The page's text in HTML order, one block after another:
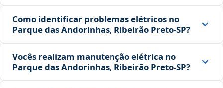
Como identificar problemas elétricos no
Parque das Andorinhas, Ribeirão Preto‑SP?
Vocês realizam manutenção elétrica no
Parque das Andorinhas, Ribeirão Preto‑SP?